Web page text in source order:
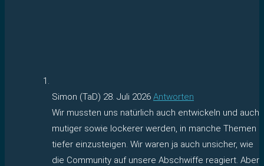
Simon (TaD) 28. Juli 2026 Antworten
Wir mussten uns natürlich auch entwickeln und auch
mutiger sowie lockerer werden, in manche Themen
tiefer einzusteigen. Wir waren ja auch unsicher, wie
die Community auf unsere Abschwiffe reagiert. Aber